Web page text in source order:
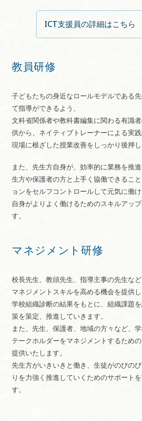
ICT支援員の詳細はこちら
教員研修
子どもたちの身近なロールモデルである
て指導ができるよう、
文科省関係者や教科書編集に関わる有識
供から、ネイティブトレーナーによる実践
現場に根ざした授業改善をしっかり後押し
また、先生方自身が、効率的に業務を推
生方や保護者の方と上手く協働できるこ
ョンをセルフコントロールして元気に働
自身がよりよく働けるためのスキルアッ
す。
マネジメント研修
校長先生、教頭先生、指導主事の先生な
マネジメントスキルを高める機会を提供し
学校組織診断の結果をもとに、組織課題
策を策定、推進していきます。
また、先生、保護者、地域の方々など、
テークホルダーをマネジメントするため
提供いたします。
先生方がいきいきと働き、生徒がのびの
りを力強く推進していくためのサポート
す。